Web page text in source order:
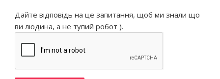
Дайте відповідь на це запитання, щоб ми знали що
ви людина, а не тупий робот ).